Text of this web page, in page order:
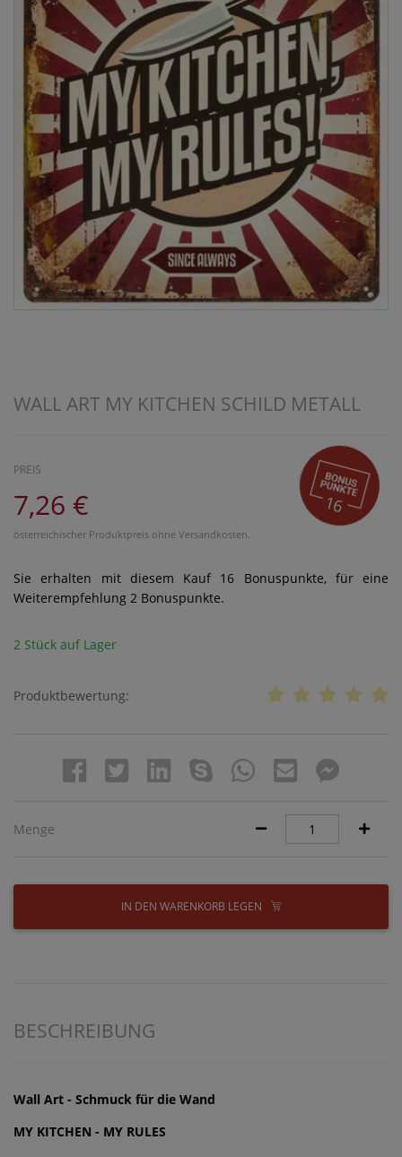
WALL ART MY KITCHEN SCHILD METALL
16
PREIS
7,26 €
österreichischer Produktpreis ohne Versandkosten.
Sie erhalten mit diesem Kauf 16 Bonuspunkte, für eine
Weiterempfehlung 2 Bonuspunkte.
2 Stück auf Lager
Produktbewertung:
Menge
IN DEN WARENKORB LEGEN
BESCHREIBUNG
Wall Art - Schmuck für die Wand
MY KITCHEN - MY RULES